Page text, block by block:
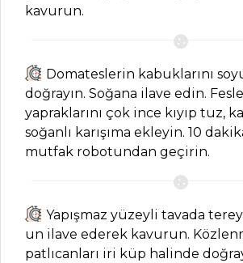
Gül Kokulu
Pasta ve Tatlılar
Tüm Tarifleri
Salata Tarifi, Nasıl
Yapılır?
kavurun.
Domateslerin kabuklarını
doğrayın. Soğana ilave edin.
yapraklarını çok ince kıyıp tuz,
soğanlı karışıma ekleyin. 10
mutfak robotundan geçirin.
Yapışmaz yüzeyli tavada
un ilave ederek kavurun.
patlıcanları iri küp halinde